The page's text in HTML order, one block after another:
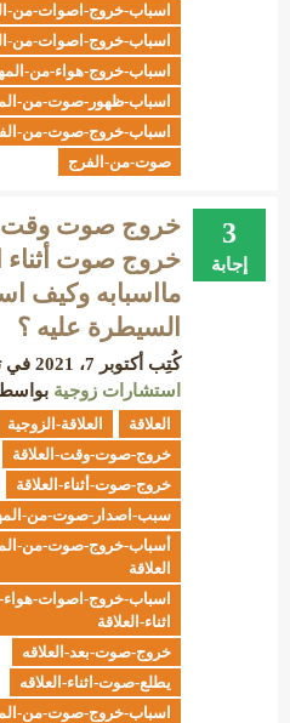
اسباب-خروج-اصوات-من-
اسباب-خروج-اصوات-من-
اسباب-خروج-هواء-من-
اسباب-ظهور-صوت-من-
اسباب-خروج-صوت-من-
صوت-من-الفرج
3
إجابة
خروج صوت وقت
خروج صوت أثناء
مااسبابه وكيف
السيطرة عليه ؟
كُتِب أكتوبر 7، 2021
في
استشارات زوجية
العلاقة
العلاقة-الزوجية
خروج-صوت-وقت-العلاقة
خروج-صوت-أثناء-العلاقة
سبب-اصدار-صوت-من-
أسباب-خروج-صوت-من-
العلاقة
اسباب-خروج-اصوات-
اثناء-العلاقة
خروج-صوت-بعد-العلاقه
يطلع-صوت-اثناء-العلاقه
اسباب-خروج-صوت-من-